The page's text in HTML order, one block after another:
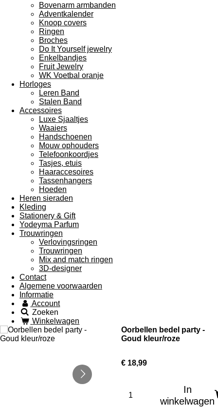
Bovenarm armbanden
Adventkalender
Knoop covers
Ringen
Broches
Do It Yourself jewelry
Enkelbandjes
Fruit Jewelry
WK Voetbal oranje
Horloges
Leren Band
Stalen Band
Accessoires
Luxe Sjaaltjes
Waaiers
Handschoenen
Mouw ophouders
Telefoonkoordjes
Tasjes, etuis
Haaraccesoires
Tassenhangers
Hoeden
Heren sieraden
Kleding
Stationery & Gift
Yodeyma Parfum
Trouwringen
Verlovingsringen
Trouwringen
Mix and match ringen
3D-designer
Contact
Algemene voorwaarden
Informatie
Account
Zoeken
Winkelwagen
Oorbellen bedel party -
Goud kleur/roze
€ 18,99
In
winkelwagen